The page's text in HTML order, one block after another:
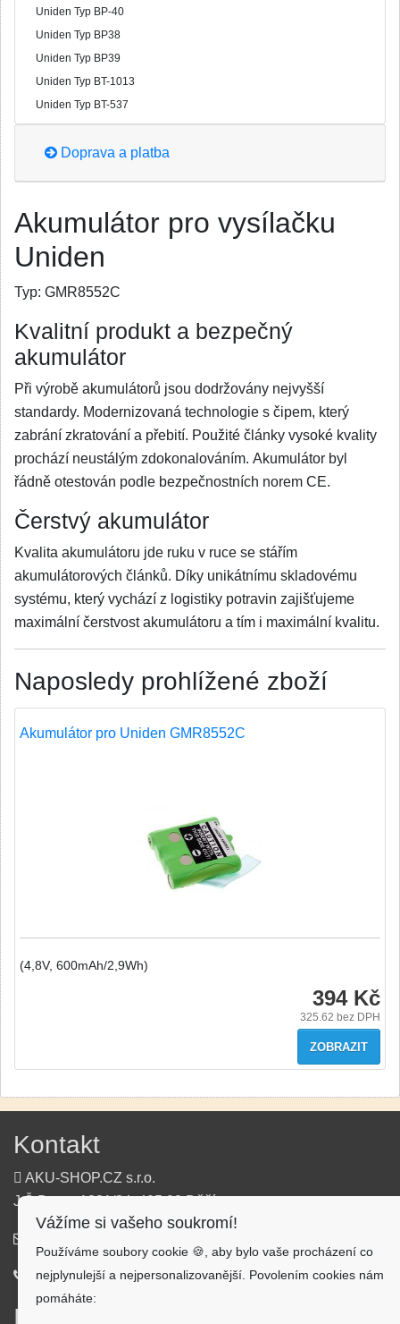
Uniden Typ BP-40
Uniden Typ BP38
Uniden Typ BP39
Uniden Typ BT-1013
Uniden Typ BT-537
Doprava a platba
Akumulátor pro vysílačku
Uniden
Typ: GMR8552C
Kvalitní produkt a bezpečný
akumulátor
Při výrobě akumulátorů jsou dodržovány nejvyšší
standardy. Modernizovaná technologie s čipem, který
zabrání zkratování a přebití. Použité články vysoké kvality
prochází neustálým zdokonalováním. Akumulátor byl
řádně otestován podle bezpečnostních norem CE.
Čerstvý akumulátor
Kvalita akumulátoru jde ruku v ruce se stářím
akumulátorových článků. Díky unikátnímu skladovému
systému, který vychází z logistiky potravin zajišťujeme
maximální čerstvost akumulátoru a tím i maximální kvalitu.
Naposledy prohlížené zboží
Akumulátor pro Uniden GMR8552C
(4,8V, 600mAh/2,9Wh)
394 Kč
325.62 bez DPH
ZOBRAZIT
Kontakt
AKU-SHOP.CZ s.r.o.
J.Š.Baara 1331/34, 405 02 Děčín
720 500 500
Informace
Vážíme si vašeho soukromí!
Používáme soubory cookie 🍪, aby bylo vaše procházení co
nejplynulejší a nejpersonalizovanější. Povolením cookies nám
pomáháte: